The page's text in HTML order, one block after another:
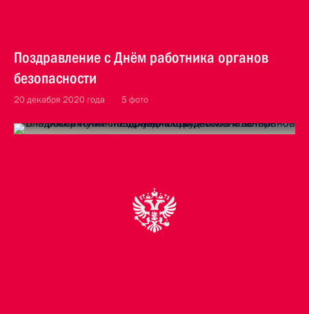
Поздравление с Днём работника органов
безопасности
20 декабря 2020 года 5 фото